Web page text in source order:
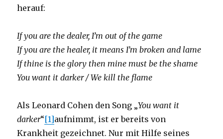
herauf:
If you are the dealer, I’m out of the game
If you are the healer, it means I’m broken and lame
If thine is the glory then mine must be the shame
You want it darker / We kill the flame
Als Leonard Cohen den Song „You want it
darker“[1]aufnimmt, ist er bereits von
Krankheit gezeichnet. Nur mit Hilfe seines